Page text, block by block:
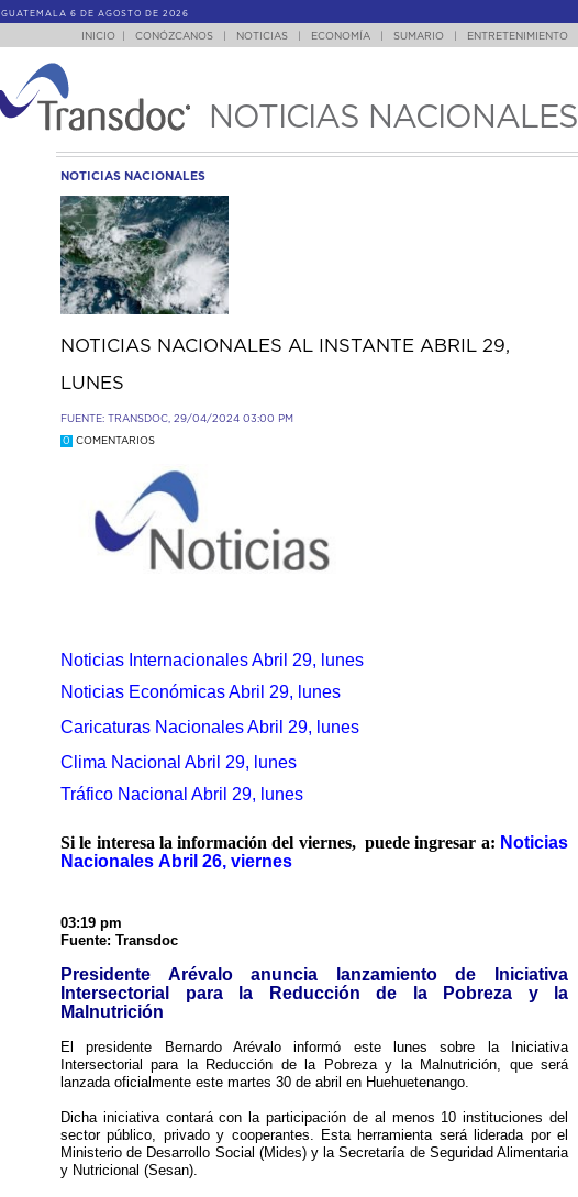
GUATEMALA 6 DE AGOSTO DE 2026
INICIO CONÓZCANOS NOTICIAS ECONOMÍA SUMARIO ENTRETENIMIENTO
NOTICIAS NACIONALES
NOTICIAS NACIONALES
NOTICIAS NACIONALES AL INSTANTE ABRIL 29,
LUNES
FUENTE: TRANSDOC, 29/04/2024 03:00 PM
0 COMENTARIOS
Noticias Internacionales Abril 29, lunes
Noticias Económicas Abril 29, lunes
Caricaturas Nacionales Abril 29, lunes
Clima Nacional Abril 29, lunes
Tráfico Nacional Abril 29, lunes
Si le interesa la información del viernes, puede ingresar a: Noticias
Nacionales Abril 26, viernes
03:19 pm
Fuente: Transdoc
Presidente Arévalo anuncia lanzamiento de Iniciativa
Intersectorial para la Reducción de la Pobreza y la
Malnutrición
El presidente Bernardo Arévalo informó este lunes sobre la Iniciativa
Intersectorial para la Reducción de la Pobreza y la Malnutrición, que será
lanzada oficialmente este martes 30 de abril en Huehuetenango.
Dicha iniciativa contará con la participación de al menos 10 instituciones del
sector público, privado y cooperantes. Esta herramienta será liderada por el
Ministerio de Desarrollo Social (Mides) y la Secretaría de Seguridad Alimentaria
y Nutricional (Sesan).